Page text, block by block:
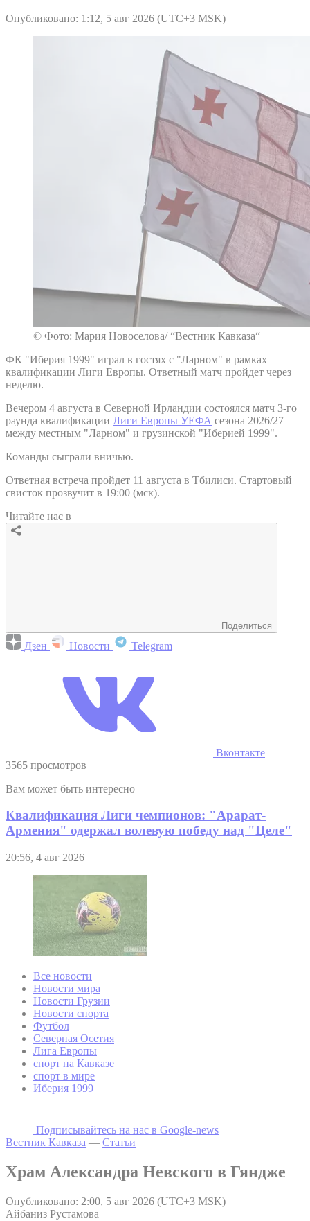
Опубликовано: 1:12, 5 авг 2026 (UTC+3 MSK)
© Фото: Мария Новоселова/ “Вестник Кавказа“
ФК "Иберия 1999" играл в гостях с "Ларном" в рамках
квалификации Лиги Европы. Ответный матч пройдет через
неделю.
Вечером 4 августа в Северной Ирландии состоялся матч 3-го
раунда квалификации Лиги Европы УЕФА сезона 2026/27
между местным "Ларном" и грузинской "Иберией 1999".
Команды сыграли вничью.
Ответная встреча пройдет 11 августа в Тбилиси. Стартовый
свисток прозвучит в 19:00 (мск).
Читайте нас в
Поделиться
Дзен Новости Telegram
Вконтакте
3565 просмотров
Вам может быть интересно
Квалификация Лиги чемпионов: "Арарат-
Армения" одержал волевую победу над "Целе"
20:56, 4 авг 2026
Все новости
Новости мира
Новости Грузии
Новости спорта
Футбол
Северная Осетия
Лига Европы
спорт на Кавказе
спорт в мире
Иберия 1999
Подписывайтесь на наc в Google-news
Вестник Кавказа — Статьи
Храм Александра Невского в Гяндже
Опубликовано: 2:00, 5 авг 2026 (UTC+3 MSK)
Айбаниз Рустамова